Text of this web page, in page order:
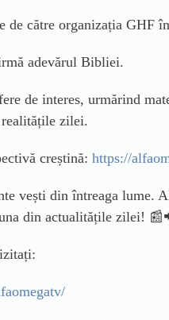
către organizația GHF
adevărul Bibliei.
de interes, urmărind
zilei.
creștină: https://
vești din întreaga lume.
din actualitățile zilei!